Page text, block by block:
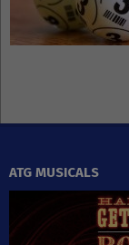
ATG MUSICALS